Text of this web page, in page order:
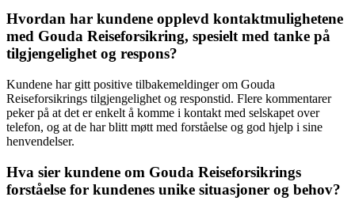
Hvordan har kundene opplevd kontaktmulighetene
med Gouda Reiseforsikring, spesielt med tanke på
tilgjengelighet og respons?
Kundene har gitt positive tilbakemeldinger om Gouda
Reiseforsikrings tilgjengelighet og responstid. Flere kommentarer
peker på at det er enkelt å komme i kontakt med selskapet over
telefon, og at de har blitt møtt med forståelse og god hjelp i sine
henvendelser.
Hva sier kundene om Gouda Reiseforsikrings
forståelse for kundenes unike situasjoner og behov?